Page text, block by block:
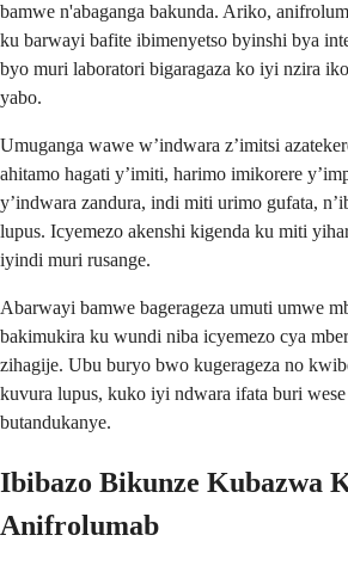
bamwe n'abaganga bakunda. Ariko,
ku barwayi bafite ibimenyetso byinshi bya
byo muri laboratori bigaragaza ko iyi nzira
yabo.
Umuganga wawe w’indwara z’imitsi
ahitamo hagati y’imiti, harimo imikorere
y’indwara zandura, indi miti urimo gufata,
lupus. Icyemezo akenshi kigenda ku miti
iyindi muri rusange.
Abarwayi bamwe bagerageza umuti umwe
bakimukira ku wundi niba icyemezo cya
zihagije. Ubu buryo bwo kugerageza no
kuvura lupus, kuko iyi ndwara ifata buri
butandukanye.
Ibibazo Bikunze Kubazwa
Anifrolumab